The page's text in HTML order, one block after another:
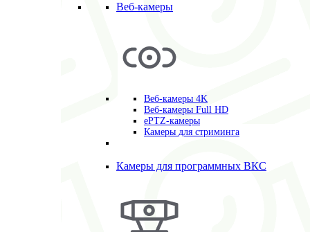
Веб-камеры
Веб-камеры 4K
Веб-камеры Full HD
ePTZ-камеры
Камеры для стриминга
Камеры для программных ВКС